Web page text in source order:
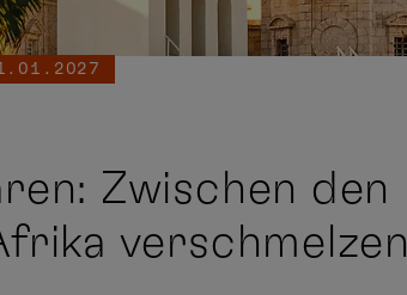
Zwischen den
verschmelzen